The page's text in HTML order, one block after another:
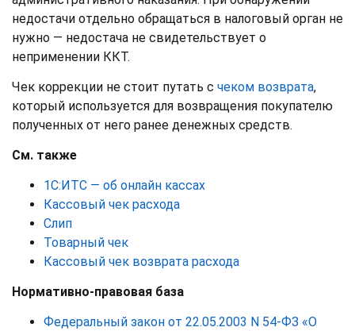
недостачи отдельно обращаться в налоговый орган не
нужно — недостача не свидетельствует о
неприменении ККТ.
Чек коррекции не стоит путать с чеком возврата,
который используется для возвращения покупателю
полученных от него ранее денежных средств.
См. также
1С:ИТС — об онлайн кассах
Кассовый чек расхода
Слип
Товарный чек
Кассовый чек возврата расхода
Нормативно-правовая база
Федеральный закон от 22.05.2003 N 54-ФЗ «О